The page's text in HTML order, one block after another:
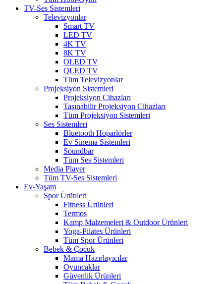
TV-Ses Sistemleri
Televizyonlar
Smart TV
LED TV
4K TV
8K TV
OLED TV
QLED TV
Tüm Televizyonlar
Projeksiyon Sistemleri
Projeksiyon Cihazları
Taşınabilir Projeksiyon Cihazları
Tüm Projeksiyon Sistemleri
Ses Sistemleri
Bluetooth Hoparlörler
Ev Sinema Sistemleri
Soundbar
Tüm Ses Sistemleri
Media Player
Tüm TV-Ses Sistemleri
Ev-Yaşam
Spor Ürünleri
Fitness Ürünleri
Termos
Kamp Malzemeleri & Outdoor Ürünleri
Yoga-Pilates Ürünleri
Tüm Spor Ürünleri
Bebek & Çocuk
Mama Hazırlayıcılar
Oyuncaklar
Güvenlik Ürünleri